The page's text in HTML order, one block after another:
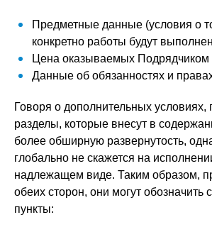
Предметные данные (условия о
конкретно работы будут
Цена оказываемых Подрядчиком
Данные об обязанностях и
Говоря о дополнительных условиях,
разделы, которые внесут в
более обширную развернутость,
глобально не скажется на
надлежащем виде. Таким образом,
обеих сторон, они могут обозначить
пункты: